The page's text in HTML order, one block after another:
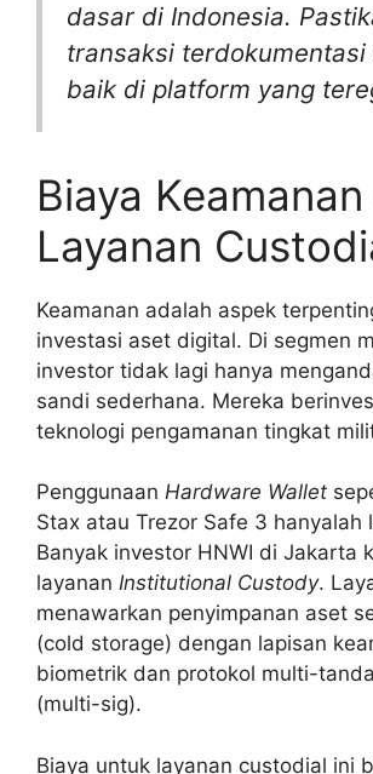
dasar di Indonesia.
transaksi terdokumentasi
baik di platform yang
Biaya
Layanan
Keamanan adalah aspek
investasi aset digital. Di segmen
investor tidak lagi hanya
sandi sederhana. Mereka
teknologi pengamanan tingkat
Penggunaan Hardware Wallet
Stax atau Trezor Safe 3 hanyalah
Banyak investor HNWI di Jakarta
layanan Institutional Custody.
menawarkan penyimpanan aset
(cold storage) dengan lapisan
biometrik dan protokol multi-
(multi-sig).
Biaya untuk layanan custodial ini